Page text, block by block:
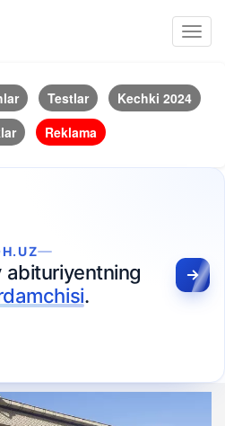
Testlar
Kechki 2024
Reklama
abituriyentning
.